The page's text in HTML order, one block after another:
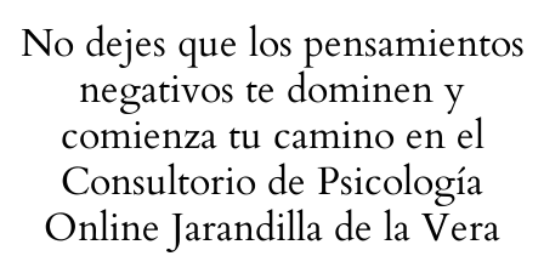
No dejes que los pensamientos
negativos te dominen y
comienza tu camino en el
Consultorio de Psicología
Online Jarandilla de la Vera